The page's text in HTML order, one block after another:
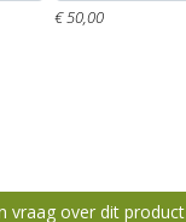
€50,00
vraag over dit product